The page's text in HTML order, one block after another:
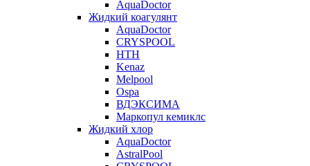
AquaDoctor
Жидкий коагулянт
AquaDoctor
CRYSPOOL
HTH
Kenaz
Melpool
Ospa
ВДЭКСИМА
Маркопул кемиклс
Жидкий хлор
AquaDoctor
AstralPool